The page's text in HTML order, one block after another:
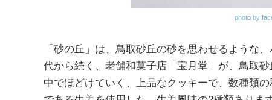
photo by
「砂の丘」は、鳥取砂丘の砂を思わせるような
代から続く、老舗和菓子店「宝月堂」が、鳥取
中でほどけていく、上品なクッキーで、数種類